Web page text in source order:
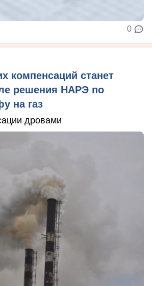
0
компенсаций станет
решения НАРЭ по
на газ
дровами